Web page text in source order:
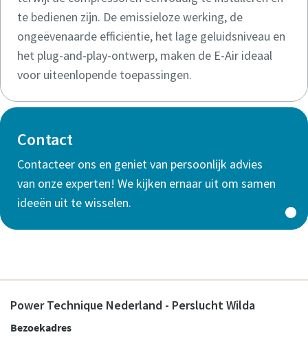
te bedienen zijn. De emissieloze werking, de
ongeëvenaarde efficiëntie, het lage geluidsniveau en
het plug-and-play-ontwerp, maken de E-Air ideaal
voor uiteenlopende toepassingen.
Contact
Contacteer ons en geniet van persoonlijk advies
van onze experten! We kijken ernaar uit om samen
ideeën uit te wisselen.
Power Technique Nederland - Perslucht Wilda
Bezoekadres